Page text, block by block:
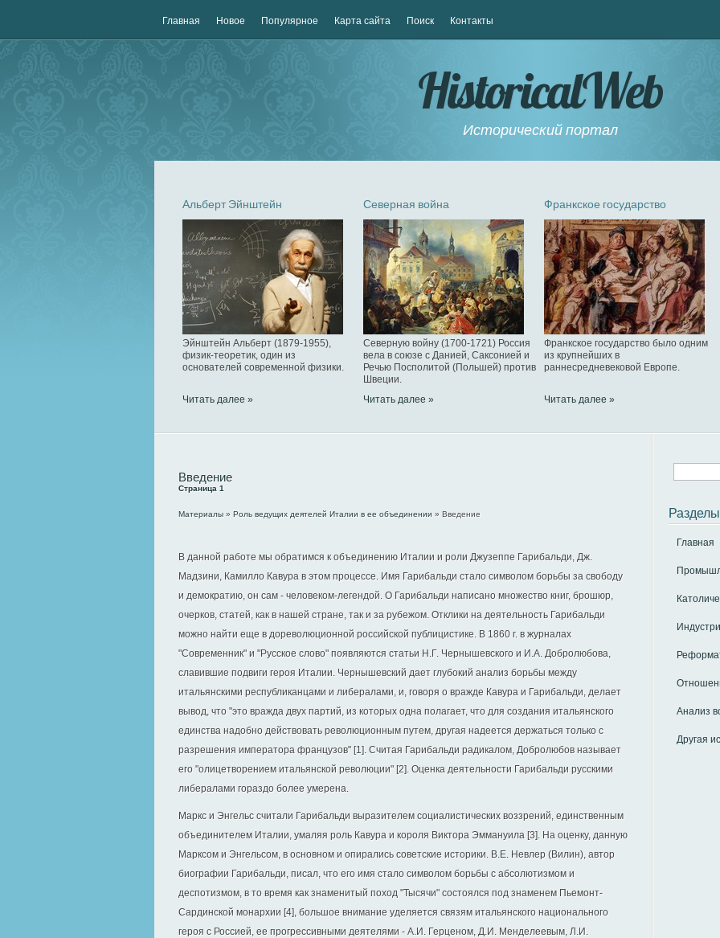
Главная Новое Популярное Карта сайта Поиск Контакты
HistoricalWeb
Исторический портал
Альберт Эйнштейн
Эйнштейн Альберт (1879-1955),
физик-теоретик, один из
основателей современной физики.
Читать далее »
Северная война
Северную войну (1700-1721) Россия
вела в союзе с Данией, Саксонией и
Речью Посполитой (Польшей) против
Швеции.
Читать далее »
Франкское государство
Франкское государство было одним
из крупнейших в
раннесредневековой Европе.
Читать далее »
Введение
Страница 1
Материалы » Роль ведущих деятелей Италии в ее объединении » Введение
В данной работе мы обратимся к объединению Италии и роли Джузеппе Гарибальди, Дж.
Мадзини, Камилло Кавура в этом процессе. Имя Гарибальди стало символом борьбы за свободу
и демократию, он сам - человеком-легендой. О Гарибальди написано множество книг, брошюр,
очерков, статей, как в нашей стране, так и за рубежом. Отклики на деятельность Гарибальди
можно найти еще в дореволюционной российской публицистике. В 1860 г. в журналах
"Современник" и "Русское слово" появляются статьи Н.Г. Чернышевского и И.А. Добролюбова,
славившие подвиги героя Италии. Чернышевский дает глубокий анализ борьбы между
итальянскими республиканцами и либералами, и, говоря о вражде Кавура и Гарибальди, делает
вывод, что "это вражда двух партий, из которых одна полагает, что для создания итальянского
единства надобно действовать революционным путем, другая надеется держаться только с
разрешения императора французов" [1]. Считая Гарибальди радикалом, Добролюбов называет
его "олицетворением итальянской революции" [2]. Оценка деятельности Гарибальди русскими
либералами гораздо более умерена.
Маркс и Энгельс считали Гарибальди выразителем социалистических воззрений, единственным
объединителем Италии, умаляя роль Кавура и короля Виктора Эммануила [3]. На оценку, данную
Марксом и Энгельсом, в основном и опирались советские историки. В.Е. Невлер (Вилин), автор
биографии Гарибальди, писал, что его имя стало символом борьбы с абсолютизмом и
деспотизмом, в то время как знаменитый поход "Тысячи" состоялся под знаменем Пьемонт-
Сардинской монархии [4], большое внимание уделяется связям итальянского национального
героя с Россией, ее прогрессивными деятелями - А.И. Герценом, Д.И. Менделеевым, Л.И.
Разделы
Главная
Анализ
Другая